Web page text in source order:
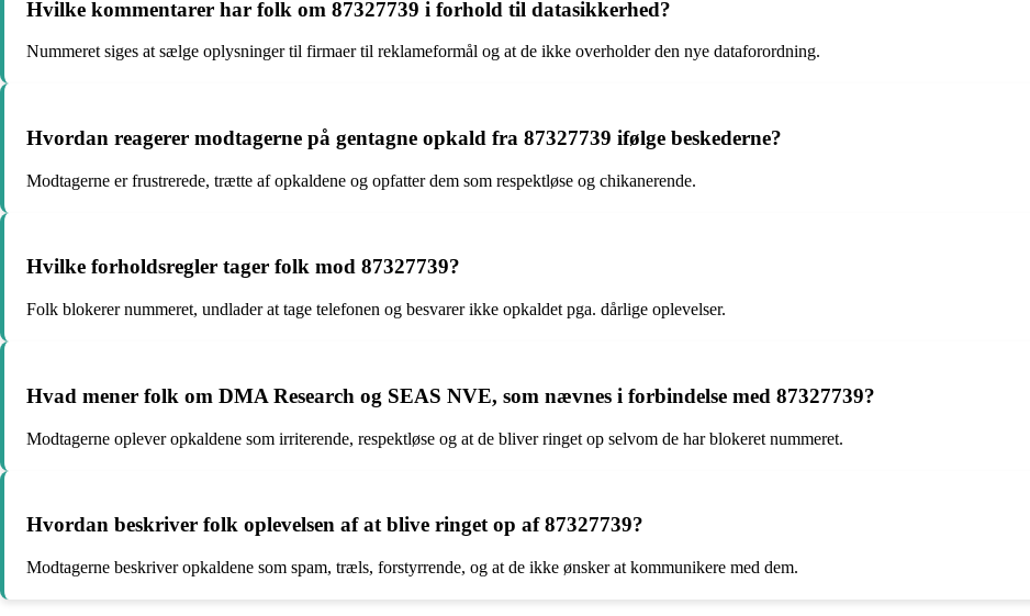
Hvilke kommentarer har folk om 87327739 i forhold til datasikkerhed?
Nummeret siges at sælge oplysninger til firmaer til reklameformål og at de ikke overholder den nye dataforordning.
Hvordan reagerer modtagerne på gentagne opkald fra 87327739 ifølge beskederne?
Modtagerne er frustrerede, trætte af opkaldene og opfatter dem som respektløse og chikanerende.
Hvilke forholdsregler tager folk mod 87327739?
Folk blokerer nummeret, undlader at tage telefonen og besvarer ikke opkaldet pga. dårlige oplevelser.
Hvad mener folk om DMA Research og SEAS NVE, som nævnes i forbindelse med 87327739?
Modtagerne oplever opkaldene som irriterende, respektløse og at de bliver ringet op selvom de har blokeret nummeret.
Hvordan beskriver folk oplevelsen af at blive ringet op af 87327739?
Modtagerne beskriver opkaldene som spam, træls, forstyrrende, og at de ikke ønsker at kommunikere med dem.